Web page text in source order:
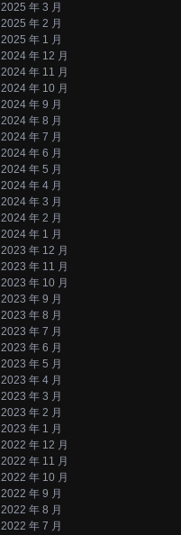
2025 年 3 月
2025 年 2 月
2025 年 1 月
2024 年 12 月
2024 年 11 月
2024 年 10 月
2024 年 9 月
2024 年 8 月
2024 年 7 月
2024 年 6 月
2024 年 5 月
2024 年 4 月
2024 年 3 月
2024 年 2 月
2024 年 1 月
2023 年 12 月
2023 年 11 月
2023 年 10 月
2023 年 9 月
2023 年 8 月
2023 年 7 月
2023 年 6 月
2023 年 5 月
2023 年 4 月
2023 年 3 月
2023 年 2 月
2023 年 1 月
2022 年 12 月
2022 年 11 月
2022 年 10 月
2022 年 9 月
2022 年 8 月
2022 年 7 月